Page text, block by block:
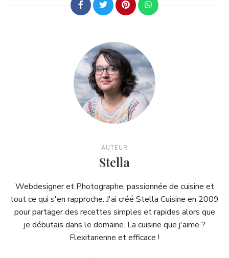
AUTEUR
Stella
Webdesigner et Photographe, passionnée de cuisine et
tout ce qui s'en rapproche. J'ai créé Stella Cuisine en 2009
pour partager des recettes simples et rapides alors que
je débutais dans le domaine. La cuisine que j'aime ?
Flexitarienne et efficace !